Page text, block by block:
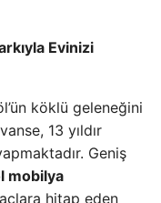
Evinizi
köklü geleneğini
13 yıldır
Geniş
mobilya
hitap eden